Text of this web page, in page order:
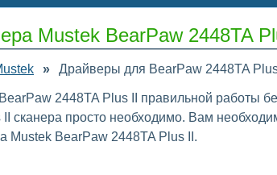
Mustek BearPaw 2448TA
» Драйверы для BearPaw 2448TA Plus
2448TA Plus II правильной работы
сканера просто необходимо. Вам
Mustek BearPaw 2448TA Plus II.